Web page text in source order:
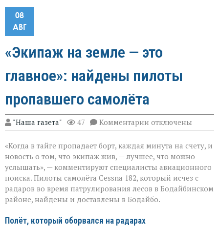
08
АВГ
«Экипаж на земле — это
главное»: найдены пилоты
пропавшего самолёта
"Наша газета" 47 Комментарии к
записи
на
земле — это
главное»:
найдены
пилоты
пропавшего
самолёта
отключены
«Когда в тайге пропадает борт, каждая минута на счету, и
новость о том, что экипаж жив, — лучшее, что можно
услышать», — комментируют специалисты авиационного
поиска. Пилоты самолёта Cessna 182, который исчез с
радаров во время патрулирования лесов в Бодайбинском
районе, найдены и доставлены в Бодайбо.
Полёт, который оборвался на радарах